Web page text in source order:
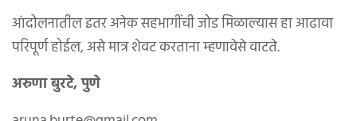
आंदोलनातील इतर अनेक सहभागींची जोड मिळाल्यास हा आढावा
परिपूर्ण होईल, असे मात्र शेवट करताना म्हणावेसे वाटते.
अरुणा बुरटे, पुणे